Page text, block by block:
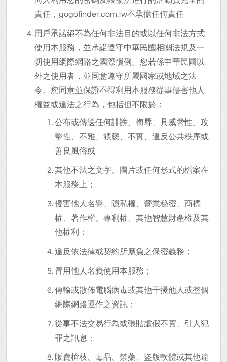
責任，gogofinder.com.tw不承擔任何責任
用戶承諾絕不為任何非法目的或以任何非法方式
使用本服務，並承諾遵守中華民國相關法規及一
切使用網際網路之國際慣例。您若係中華民國以
外之使用者，並同意遵守所屬國家或地域之法
令。您同意並保證不得利用本服務從事侵害他人
權益或違法之行為，包括但不限於：
公布或傳送任何誹謗、侮辱、具威脅性、攻
擊性、不雅、猥褻、不實、違反公共秩序或
善良風俗或
其他不法之文字、圖片或任何形式的檔案在
本服務上；
侵害他人名譽、隱私權、營業秘密、商標
權、著作權、專利權、其他智慧財產權及其
他權利；
違反依法律或契約所應負之保密義務；
冒用他人名義使用本服務；
傳輸或散佈電腦病毒或其他干擾他人或整個
網際網路運作之資訊；
從事不法交易行為或張貼虛假不實、引人犯
罪之訊息；
販賣槍枝、毒品、禁藥、盜版軟體或其他違